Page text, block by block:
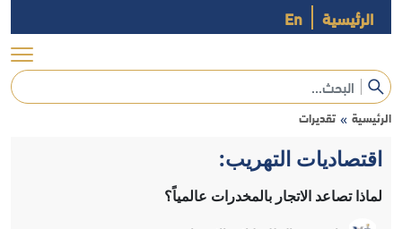
الرئيسية En
الرئيسية » تقديرات
اقتصاديات التهريب:
لماذا تصاعد الاتجار بالمخدرات عالمياً؟